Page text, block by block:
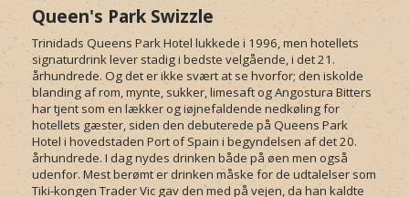
Queen's Park Swizzle
Trinidads Queens Park Hotel lukkede i 1996, men hotellets
signaturdrink lever stadig i bedste velgående, i det 21.
århundrede. Og det er ikke svært at se hvorfor; den iskolde
blanding af rom, mynte, sukker, limesaft og Angostura Bitters
har tjent som en lækker og iøjnefaldende nedkøling for
hotellets gæster, siden den debuterede på Queens Park
Hotel i hovedstaden Port of Spain i begyndelsen af det 20.
århundrede. I dag nydes drinken både på øen men også
udenfor. Mest berømt er drinken måske for de udtalelser som
Tiki-kongen Trader Vic gav den med på vejen, da han kaldte